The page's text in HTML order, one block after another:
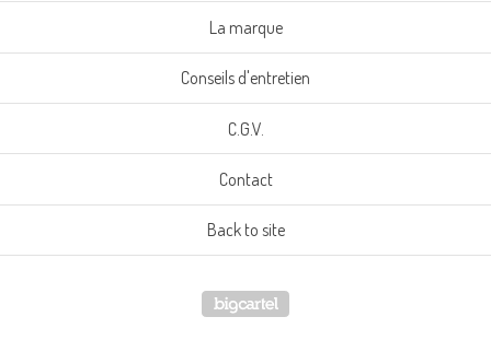
La marque
Conseils d'entretien
C.G.V.
Contact
Back to site